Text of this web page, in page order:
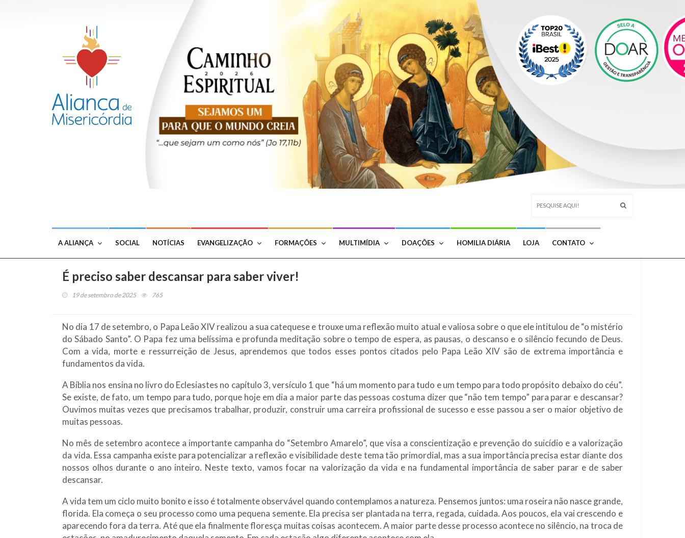
A ALIANÇA SOCIAL NOTÍCIAS EVANGELIZAÇÃO FORMAÇÕES MULTIMÍDIA DOAÇÕES HOMILIA DIÁRIA LOJA CONTATO
É preciso saber descansar para saber viver!
19 de setembro de 2025 765
No dia 17 de setembro, o Papa Leão XIV realizou a sua catequese e trouxe uma reflexão muito atual e valiosa sobre o que ele intitulou de “o mistério
do Sábado Santo”. O Papa fez uma belíssima e profunda meditação sobre o tempo de espera, as pausas, o descanso e o silêncio fecundo de Deus.
Com a vida, morte e ressurreição de Jesus, aprendemos que todos esses pontos citados pelo Papa Leão XIV são de extrema importância e
fundamentos da vida.
A Bíblia nos ensina no livro do Eclesiastes no capítulo 3, versículo 1 que “há um momento para tudo e um tempo para todo propósito debaixo do céu”.
Se existe, de fato, um tempo para tudo, porque hoje em dia a maior parte das pessoas costuma dizer que “não tem tempo” para parar e descansar?
Ouvimos muitas vezes que precisamos trabalhar, produzir, construir uma carreira profissional de sucesso e esse passou a ser o maior objetivo de
muitas pessoas.
No mês de setembro acontece a importante campanha do “Setembro Amarelo”, que visa a conscientização e prevenção do suicídio e a valorização
da vida. Essa campanha existe para potencializar a reflexão e visibilidade deste tema tão primordial, mas a sua importância precisa estar diante dos
nossos olhos durante o ano inteiro. Neste texto, vamos focar na valorização da vida e na fundamental importância de saber parar e de saber
descansar.
A vida tem um ciclo muito bonito e isso é totalmente observável quando contemplamos a natureza. Pensemos juntos: uma roseira não nasce grande,
florida. Ela começa o seu processo como uma pequena semente. Ela precisa ser plantada na terra, regada, cuidada. Aos poucos, ela vai crescendo e
aparecendo fora da terra. Até que ela finalmente floresça muitas coisas acontecem. A maior parte desse processo acontece no silêncio, na troca de